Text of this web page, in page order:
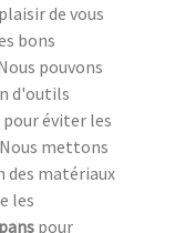
de vous
bons
pouvons
d'outils
éviter les
mettons
des matériaux
les
pans pour